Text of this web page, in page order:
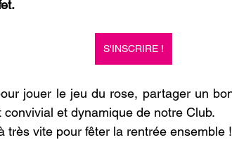
S'INSCRIRE !
jouer le jeu du rose, partager un
convivial et dynamique de notre Club.
très vite pour fêter la rentrée ensemble !